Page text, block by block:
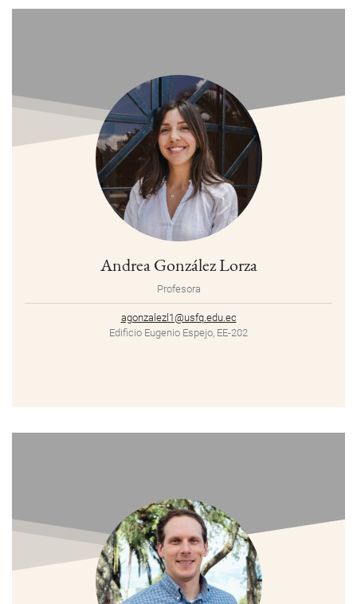
Andrea González Lorza
Profesora
agonzalezl1@usfq.edu.ec
Edificio Eugenio Espejo, EE-202